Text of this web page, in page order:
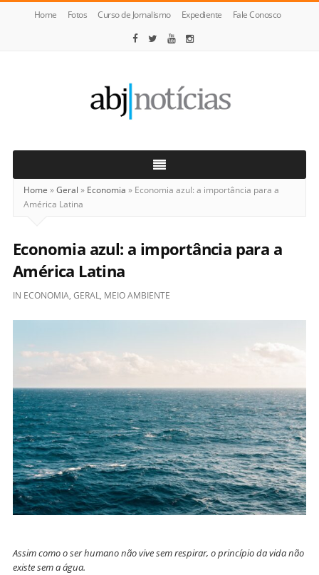
Home Fotos Curso de Jornalismo Expediente Fale Conosco
Notícias
Home »Geral » Economia » Economia azul: a importância para a
América Latina
Economia azul: a importância para a
América Latina
IN ECONOMIA, GERAL, MEIO AMBIENTE
Assim como o ser humano não vive sem respirar, o princípio da vida não
existe sem a água.